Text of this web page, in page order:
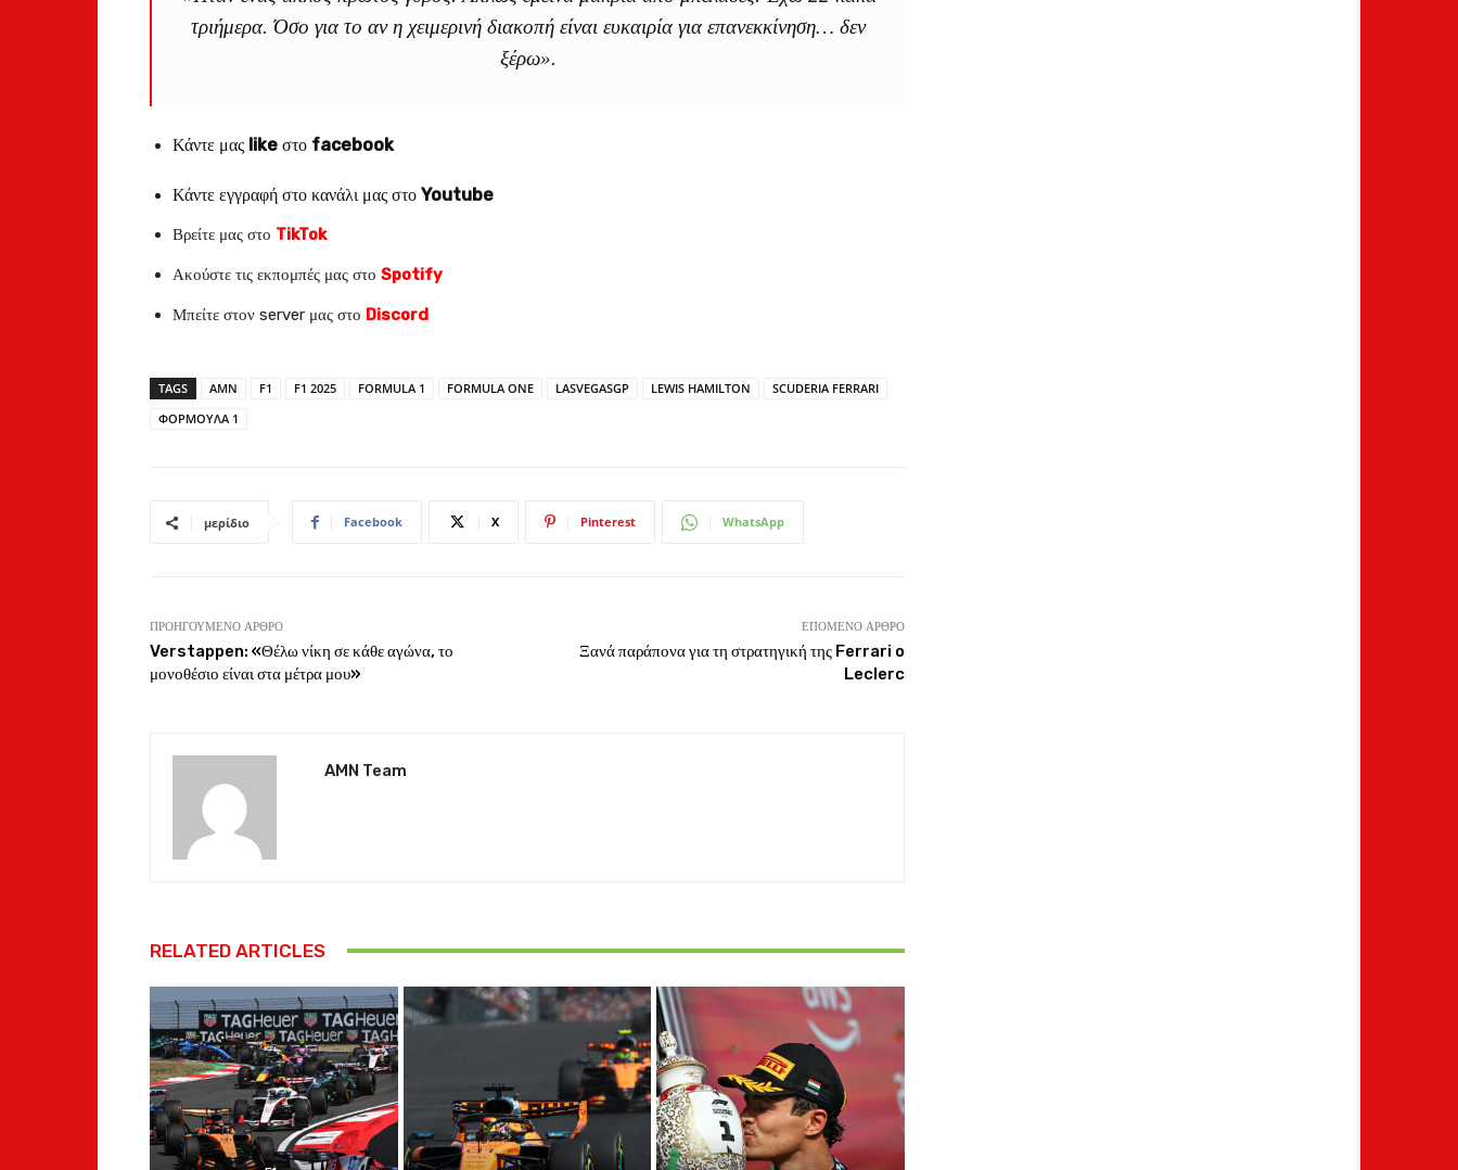
τριήμερα. Όσο για το αν η χειμερινή διακοπή είναι ευκαιρία για επανεκκίνηση… δεν
ξέρω».
Κάντε μας like στο facebook
Κάντε εγγραφή στο κανάλι μας στο Youtube
Βρείτε μας στο TikTok
Ακούστε τις εκπομπές μας στο Spotify
Μπείτε στον server μας στο Discord
TAGS AMN F1 F1 2025 FORMULA 1 FORMULA ONE LASVEGASGP LEWIS HAMILTON
SCUDERIA FERRARI
ΦΟΡΜΟΥΛΑ 1
μερίδιο Facebook X Pinterest WhatsApp
ΠΡΟΗΓΟΎΜΕΝΟ ΆΡΘΡΟ
Verstappen: «Θέλω νίκη σε κάθε αγώνα, το
μονοθέσιο είναι στα μέτρα μου»
ΕΠΌΜΕΝΟ ΆΡΘΡΟ
Ξανά παράπονα για τη στρατηγική της Ferrari o
Leclerc
AMN Team
RELATED ARTICLES